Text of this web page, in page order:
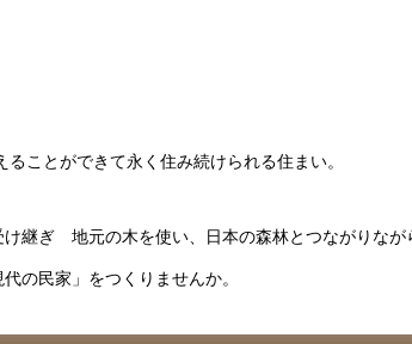
ことができて永く住み続けられる住まい。
継ぎ 地元の木を使い、日本の森林とつながりなが
の民家」をつくりませんか。